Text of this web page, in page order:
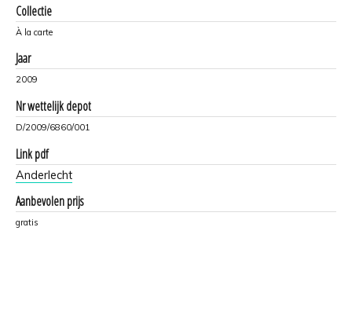
Collectie
À la carte
Jaar
2009
Nr wettelijk depot
D/2009/6860/001
Link pdf
Anderlecht
Aanbevolen prijs
gratis